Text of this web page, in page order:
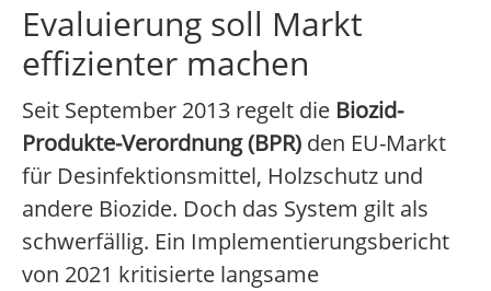
Evaluierung soll Markt
effizienter machen
Seit September 2013 regelt die Biozid-
Produkte-Verordnung (BPR) den EU-Markt
für Desinfektionsmittel, Holzschutz und
andere Biozide. Doch das System gilt als
schwerfällig. Ein Implementierungsbericht
von 2021 kritisierte langsame